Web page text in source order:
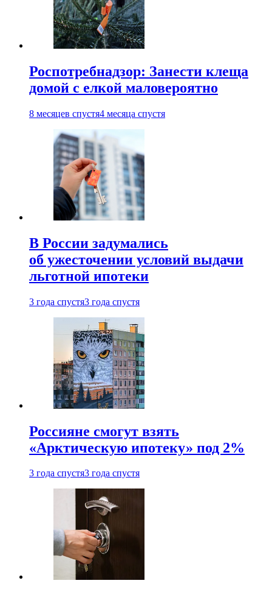
Роспотребнадзор: Занести клеща
домой с елкой маловероятно
8 месяцев спустя4 месяца спустя
В России задумались
об ужесточении условий выдачи
льготной ипотеки
3 года спустя3 года спустя
Россияне смогут взять
«Арктическую ипотеку» под 2%
3 года спустя3 года спустя